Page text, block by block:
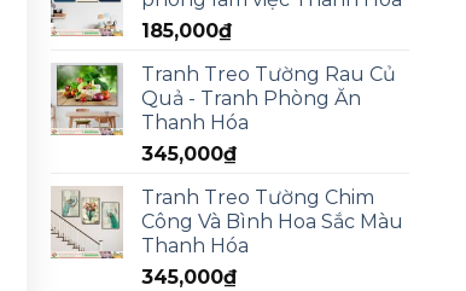
185,000₫
Tranh Treo Tường Rau Củ
Quả - Tranh Phòng Ăn
Thanh Hóa
345,000₫
Tranh Treo Tường Chim
Công Và Bình Hoa Sắc Màu
Thanh Hóa
345,000₫